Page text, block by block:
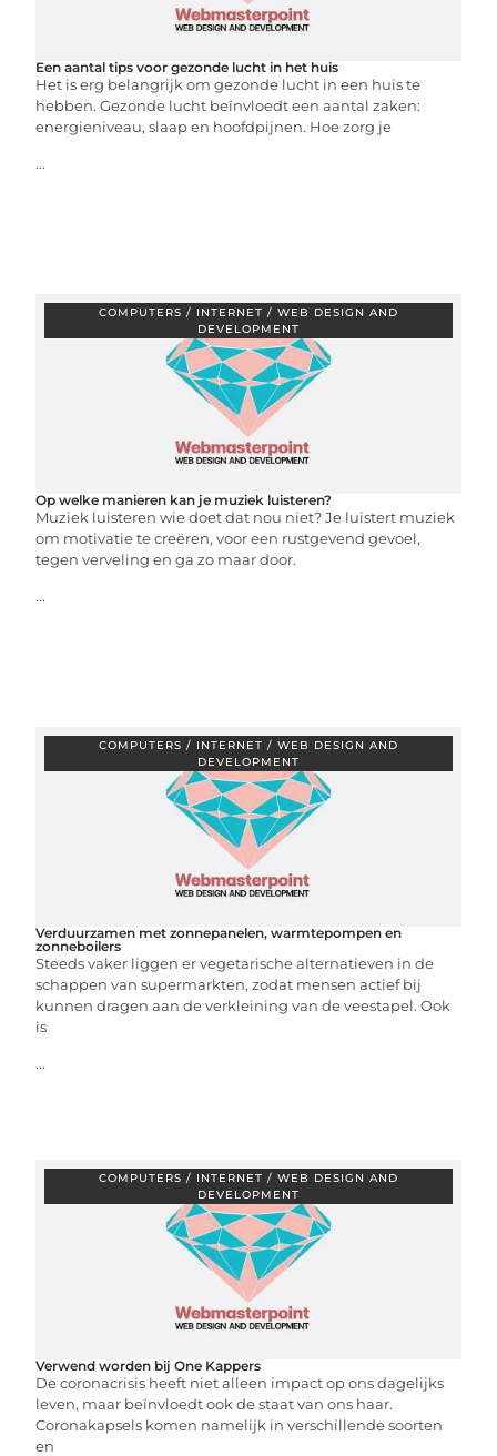
Een aantal tips voor gezonde lucht in het huis
Het is erg belangrijk om gezonde lucht in een huis te
hebben. Gezonde lucht beïnvloedt een aantal zaken:
energieniveau, slaap en hoofdpijnen. Hoe zorg je
...
COMPUTERS / INTERNET / WEB DESIGN AND
DEVELOPMENT
Op welke manieren kan je muziek luisteren?
Muziek luisteren wie doet dat nou niet? Je luistert muziek
om motivatie te creëren, voor een rustgevend gevoel,
tegen verveling en ga zo maar door.
...
COMPUTERS / INTERNET / WEB DESIGN AND
DEVELOPMENT
Verduurzamen met zonnepanelen, warmtepompen en
zonneboilers
Steeds vaker liggen er vegetarische alternatieven in de
schappen van supermarkten, zodat mensen actief bij
kunnen dragen aan de verkleining van de veestapel. Ook
is
...
COMPUTERS / INTERNET / WEB DESIGN AND
DEVELOPMENT
Verwend worden bij One Kappers
De coronacrisis heeft niet alleen impact op ons dagelijks
leven, maar beïnvloedt ook de staat van ons haar.
Coronakapsels komen namelijk in verschillende soorten
en